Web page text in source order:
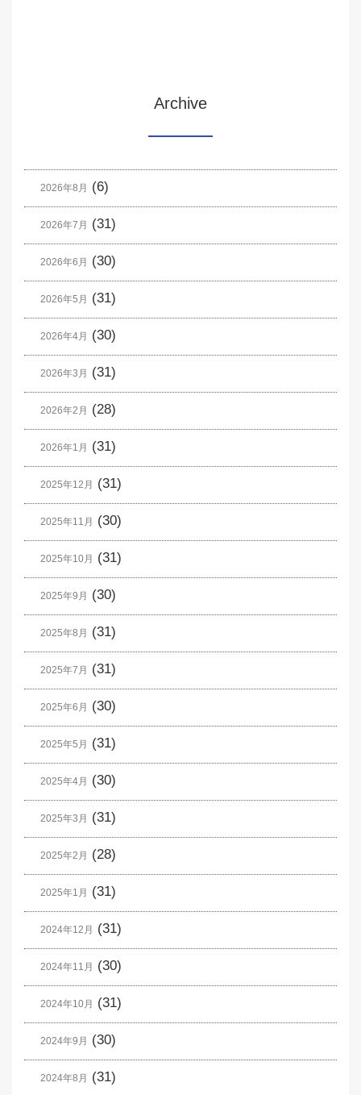
Archive
2026年8月 (6)
2026年7月 (31)
2026年6月 (30)
2026年5月 (31)
2026年4月 (30)
2026年3月 (31)
2026年2月 (28)
2026年1月 (31)
2025年12月 (31)
2025年11月 (30)
2025年10月 (31)
2025年9月 (30)
2025年8月 (31)
2025年7月 (31)
2025年6月 (30)
2025年5月 (31)
2025年4月 (30)
2025年3月 (31)
2025年2月 (28)
2025年1月 (31)
2024年12月 (31)
2024年11月 (30)
2024年10月 (31)
2024年9月 (30)
2024年8月 (31)